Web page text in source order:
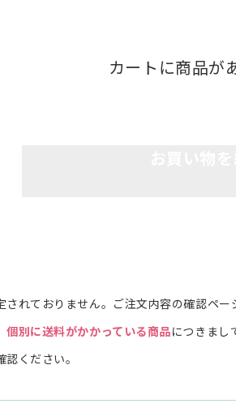
カートに商品が
れておりません。ご注文内容の確認ペ
個別に送料がかかっている商品につきまし
認ください。